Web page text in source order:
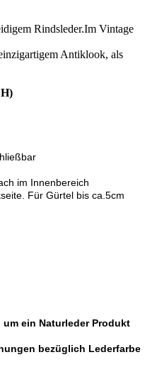
Rindsleder.Im Vintage
Antiklook, als
im Innenbereich
Für Gürtel bis ca.5cm
ein Naturleder Produkt
bezüglich Lederfarbe